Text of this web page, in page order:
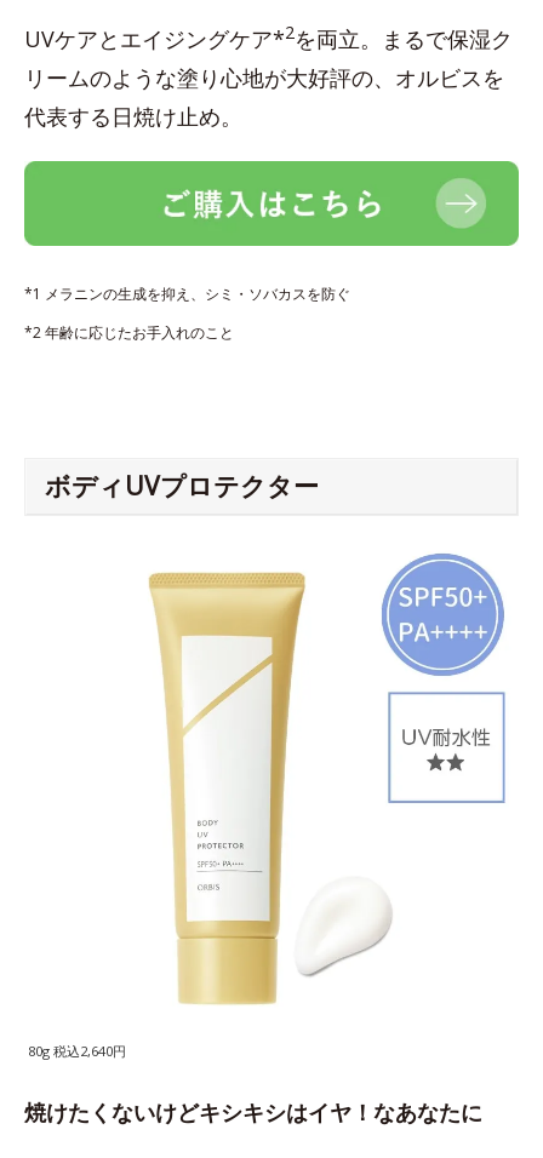
UVケアとエイジングケア*2を両立。まるで保湿ク
リームのような塗り心地が大好評の、オルビスを
代表する日焼け止め。
*1 メラニンの生成を抑え、シミ・ソバカスを防ぐ
*2 年齢に応じたお手入れのこと
ボディUVプロテクター
80g 税込2,640円
焼けたくないけどキシキシはイヤ！なあなたに